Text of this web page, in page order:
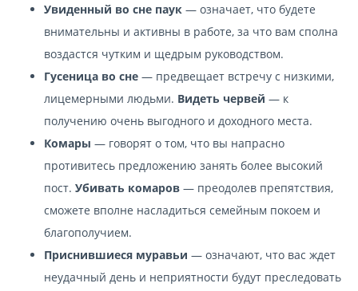
Увиденный во сне паук — означает, что будете
внимательны и активны в работе, за что вам сполна
воздастся чутким и щедрым руководством.
Гусеница во сне — предвещает встречу с низкими,
лицемерными людьми. Видеть червей — к
получению очень выгодного и доходного места.
Комары — говорят о том, что вы напрасно
противитесь предложению занять более высокий
пост. Убивать комаров — преодолев препятствия,
сможете вполне насладиться семейным покоем и
благополучием.
Приснившиеся муравьи — означают, что вас ждет
неудачный день и неприятности будут преследовать